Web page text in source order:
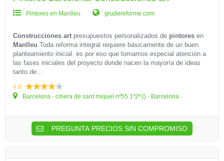
Pintores en Manlleu grudereforme.com
Construcciones art presupuestos personalizados de pintores en
Manlleu Toda reforma integral requiere básicamente de un buen
planteamiento inicial. es por eso que tomamos especial atención a
las fases iniciales del proyecto donde nacen la mayoría de ideas
tanto de...
4.0
Barcelona - c/riera de sant miquel nº55 1º2ª () - Barcelona
PREGUNTA PRECIOS SIN COMPROMISO